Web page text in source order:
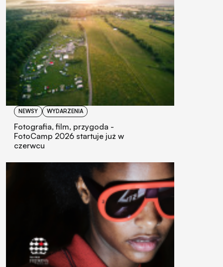
NEWSY WYDARZENIA
Fotografia, film, przygoda -
FotoCamp 2026 startuje już w
czerwcu